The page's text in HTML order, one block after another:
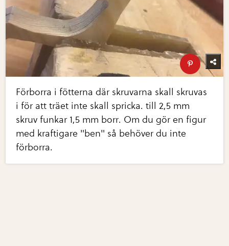
Förborra i fötterna där skruvarna skall skruvas
i för att träet inte skall spricka. till 2,5 mm
skruv funkar 1,5 mm borr. Om du gör en figur
med kraftigare "ben" så behöver du inte
förborra.